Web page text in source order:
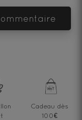
mon commentaire
Cadeau dès
100€